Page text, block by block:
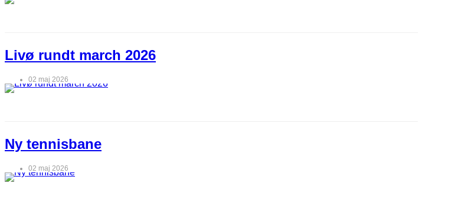
Livø rundt march 2026
02 maj 2026
Ny tennisbane
02 maj 2026